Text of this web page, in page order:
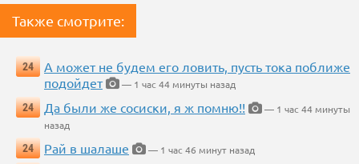
Также смотрите:
24
А может не будем его ловить, пусть тока поближе
подойдет
— 1 час 44 минуты назад
24
Да были же сосиски, я ж помню!!
— 1 час 44 минуты
назад
24
Рай в шалаше
— 1 час 46 минут назад